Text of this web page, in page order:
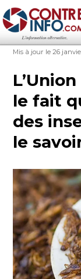
Contre-
Publié
Mis à jour le 26
le fait
des
le